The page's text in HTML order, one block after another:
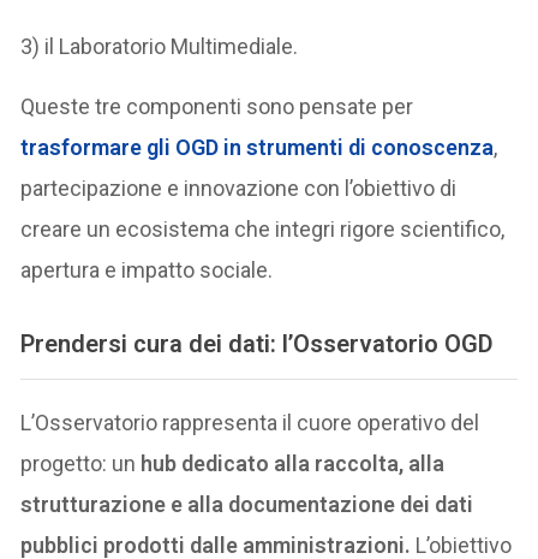
3) il Laboratorio Multimediale.
Queste tre componenti sono pensate per
trasformare gli OGD in strumenti di conoscenza,
partecipazione e innovazione con l’obiettivo di
creare un ecosistema che integri rigore scientifico,
apertura e impatto sociale.
Prendersi cura dei dati: l’Osservatorio OGD
L’Osservatorio rappresenta il cuore operativo del
progetto: un hub dedicato alla raccolta, alla
strutturazione e alla documentazione dei dati
pubblici prodotti dalle amministrazioni. L’obiettivo